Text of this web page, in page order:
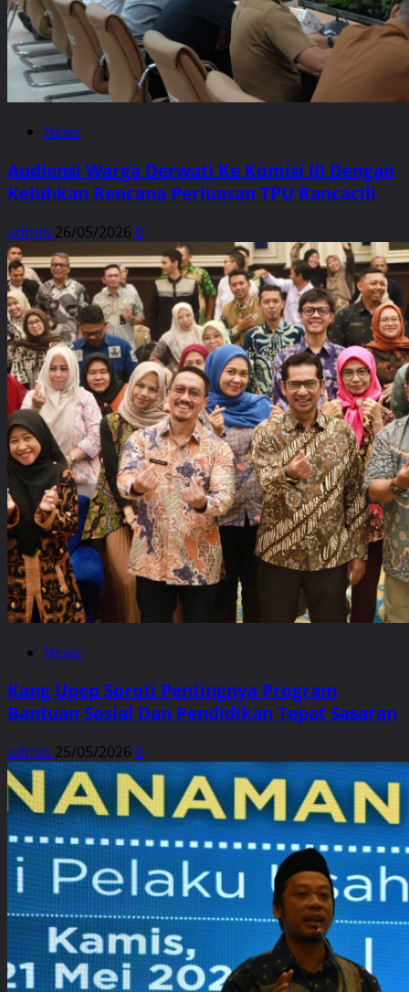
News
Audiensi Warga Derwati Ke Komisi III Dengan
Keluhkan Rencana Perluasan TPU Rancacili
admin 26/05/2026 0
News
Kang Upep Soroti Pentingnya Program
Bantuan Sosial Dan Pendidikan Tepat Sasaran
admin 25/05/2026 0